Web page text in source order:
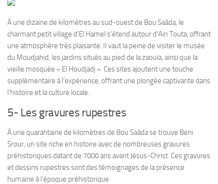
À une dizaine de kilomètres au sud-ouest de Bou Saâda, le
charmant petit village d’El Hamel s’étend autour d’Ain Touta, offrant
une atmosphère très plaisante. Il vaut la peine de visiter le musée
du Moudjahid, les jardins situés au pied de la zaouïa, ainsi que la
vieille mosquée « El Houdjadj ». Ces sites ajoutent une touche
supplémentaire à l’expérience, offrant une plongée captivante dans
l’histoire et la culture locale.
5- Les gravures rupestres
À une quarantaine de kilomètres de Bou Saâda se trouve Beni
Srour, un site riche en histoire avec de nombreuses gravures
préhistoriques datant de 7000 ans avant Jésus-Christ. Ces gravures
et dessins rupestres sont des témoignages de la présence
humaine à l’époque préhistorique.